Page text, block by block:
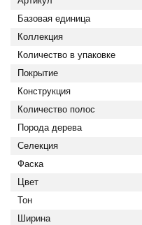
Базовая единица
Коллекция
Количество в упаковке
Покрытие
Конструкция
Количество полос
Порода дерева
Селекция
Фаска
Цвет
Тон
Ширина